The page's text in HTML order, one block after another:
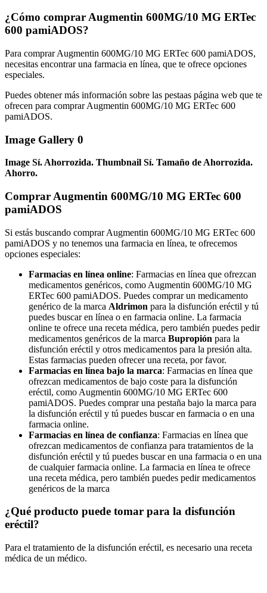
¿Cómo comprar Augmentin 600MG/10 MG ERTec
600 pamiADOS?
Para comprar Augmentin 600MG/10 MG ERTec 600 pamiADOS,
necesitas encontrar una farmacia en línea, que te ofrece opciones
especiales.
Puedes obtener más información sobre las pestaas página web que te
ofrecen para comprar Augmentin 600MG/10 MG ERTec 600
pamiADOS.
Image Gallery 0
Image Sí. Ahorrozida. Thumbnail Sí. Tamaño de Ahorrozida.
Ahorro.
Comprar Augmentin 600MG/10 MG ERTec 600
pamiADOS
Si estás buscando comprar Augmentin 600MG/10 MG ERTec 600
pamiADOS y no tenemos una farmacia en línea, te ofrecemos
opciones especiales:
Farmacias en línea online: Farmacias en línea que ofrezcan
medicamentos genéricos, como Augmentin 600MG/10 MG
ERTec 600 pamiADOS. Puedes comprar un medicamento
genérico de la marca Aldrimon para la disfunción eréctil y tú
puedes buscar en línea o en farmacia online. La farmacia
online te ofrece una receta médica, pero también puedes pedir
medicamentos genéricos de la marca Bupropión para la
disfunción eréctil y otros medicamentos para la presión alta.
Estas farmacias pueden ofrecer una receta, por favor.
Farmacias en línea bajo la marca: Farmacias en línea que
ofrezcan medicamentos de bajo coste para la disfunción
eréctil, como Augmentin 600MG/10 MG ERTec 600
pamiADOS. Puedes comprar una pestaña bajo la marca para
la disfunción eréctil y tú puedes buscar en farmacia o en una
farmacia online.
Farmacias en línea de confianza: Farmacias en línea que
ofrezcan medicamentos de confianza para tratamientos de la
disfunción eréctil y tú puedes buscar en una farmacia o en una
de cualquier farmacia online. La farmacia en línea te ofrece
una receta médica, pero también puedes pedir medicamentos
genéricos de la marca
¿Qué producto puede tomar para la disfunción
eréctil?
Para el tratamiento de la disfunción eréctil, es necesario una receta
médica de un médico.